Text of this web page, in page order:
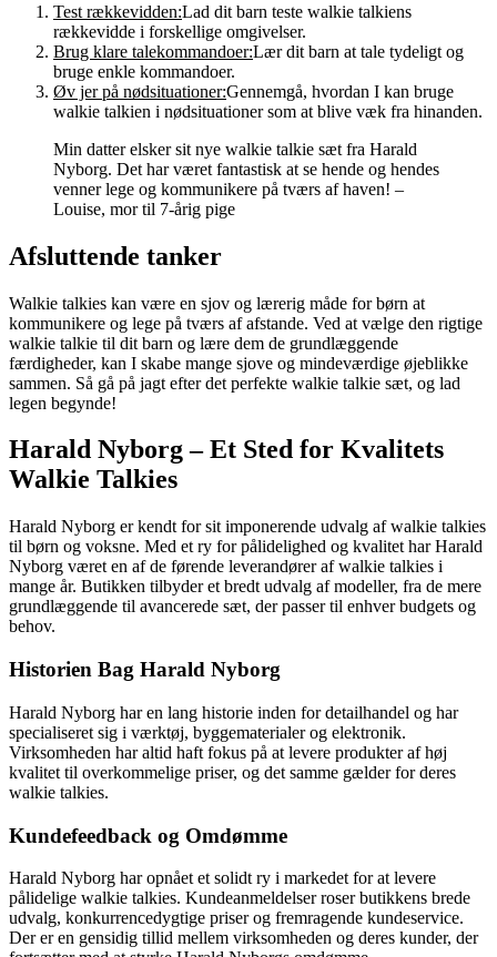
Test rækkevidden:Lad dit barn teste walkie talkiens
rækkevidde i forskellige omgivelser.
Brug klare talekommandoer:Lær dit barn at tale tydeligt og
bruge enkle kommandoer.
Øv jer på nødsituationer:Gennemgå, hvordan I kan bruge
walkie talkien i nødsituationer som at blive væk fra hinanden.
Min datter elsker sit nye walkie talkie sæt fra Harald
Nyborg. Det har været fantastisk at se hende og hendes
venner lege og kommunikere på tværs af haven! –
Louise, mor til 7-årig pige
Afsluttende tanker
Walkie talkies kan være en sjov og lærerig måde for børn at
kommunikere og lege på tværs af afstande. Ved at vælge den rigtige
walkie talkie til dit barn og lære dem de grundlæggende
færdigheder, kan I skabe mange sjove og mindeværdige øjeblikke
sammen. Så gå på jagt efter det perfekte walkie talkie sæt, og lad
legen begynde!
Harald Nyborg – Et Sted for Kvalitets
Walkie Talkies
Harald Nyborg er kendt for sit imponerende udvalg af walkie talkies
til børn og voksne. Med et ry for pålidelighed og kvalitet har Harald
Nyborg været en af de førende leverandører af walkie talkies i
mange år. Butikken tilbyder et bredt udvalg af modeller, fra de mere
grundlæggende til avancerede sæt, der passer til enhver budgets og
behov.
Historien Bag Harald Nyborg
Harald Nyborg har en lang historie inden for detailhandel og har
specialiseret sig i værktøj, byggematerialer og elektronik.
Virksomheden har altid haft fokus på at levere produkter af høj
kvalitet til overkommelige priser, og det samme gælder for deres
walkie talkies.
Kundefeedback og Omdømme
Harald Nyborg har opnået et solidt ry i markedet for at levere
pålidelige walkie talkies. Kundeanmeldelser roser butikkens brede
udvalg, konkurrencedygtige priser og fremragende kundeservice.
Der er en gensidig tillid mellem virksomheden og deres kunder, der